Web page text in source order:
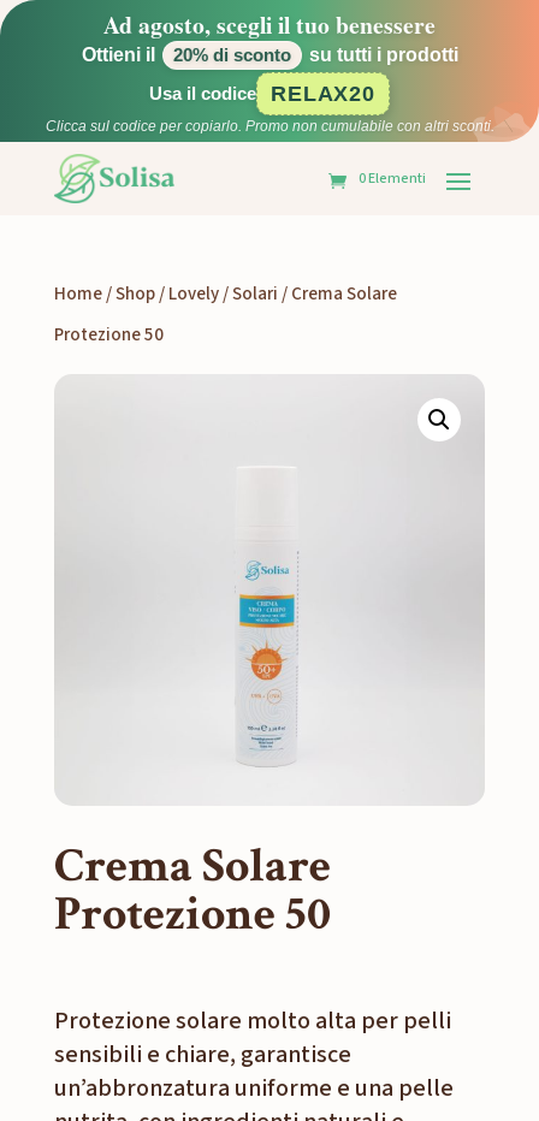
Ad agosto, scegli il tuo benessere
Ottieni il 20% di sconto su tutti i prodotti
Usa il codice RELAX20
Clicca sul codice per copiarlo. Promo non cumulabile con altri sconti.
0 Elementi
Home/Shop/Lovely/Solari/ Crema Solare
Protezione 50
Crema Solare
Protezione 50
Protezione solare molto alta per pelli
sensibili e chiare, garantisce
un’abbronzatura uniforme e una pelle